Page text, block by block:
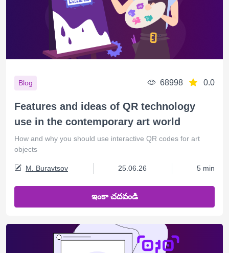
Blog 68998 0.0
Features and ideas of QR technology
use in the contemporary art world
How and why you should use interactive QR codes for art
objects
M. Buravtsov 25.06.26 5 min
ఇంకా చదవండి